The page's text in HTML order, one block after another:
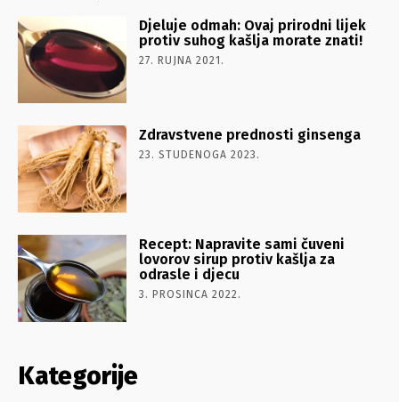
Djeluje odmah: Ovaj prirodni lijek
protiv suhog kašlja morate znati!
27. RUJNA 2021.
Zdravstvene prednosti ginsenga
23. STUDENOGA 2023.
Recept: Napravite sami čuveni
lovorov sirup protiv kašlja za
odrasle i djecu
3. PROSINCA 2022.
Kategorije